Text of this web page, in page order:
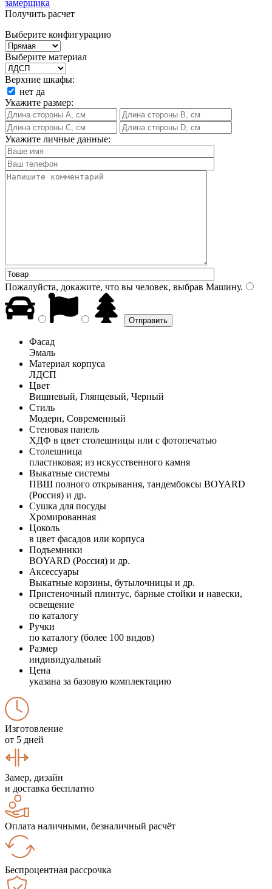
замерщика
Получить расчет
Выберите конфигурацию
Выберите материал
Верхние шкафы:
нет да
Укажите размер:
Укажите личные данные:
Пожалуйста, докажите, что вы человек, выбрав Машину.
Фасад
Эмаль
Материал корпуса
ЛДСП
Цвет
Вишневый, Глянцевый, Черный
Стиль
Модерн, Современный
Стеновая панель
ХДФ в цвет столешницы или с фотопечатью
Столешница
пластиковая; из искусственного камня
Выкатные системы
ПВШ полного открывания, тандембоксы BOYARD
(Россия) и др.
Сушка для посуды
Хромированная
Цоколь
в цвет фасадов или корпуса
Подъемники
BOYARD (Россия) и др.
Аксессуары
Выкатные корзины, бутылочницы и др.
Пристеночный плинтус, барные стойки и навески,
освещение
по каталогу
Ручки
по каталогу (более 100 видов)
Размер
индивидуальный
Цена
указана за базовую комплектацию
Изготовление
от 5 дней
Замер, дизайн
и доставка бесплатно
Оплата наличными, безналичный расчёт
Беспроцентная рассрочка